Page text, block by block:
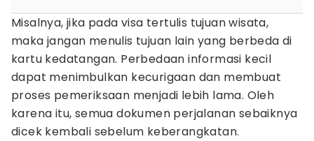
Misalnya, jika pada visa tertulis tujuan wisata,
maka jangan menulis tujuan lain yang berbeda di
kartu kedatangan. Perbedaan informasi kecil
dapat menimbulkan kecurigaan dan membuat
proses pemeriksaan menjadi lebih lama. Oleh
karena itu, semua dokumen perjalanan sebaiknya
dicek kembali sebelum keberangkatan.